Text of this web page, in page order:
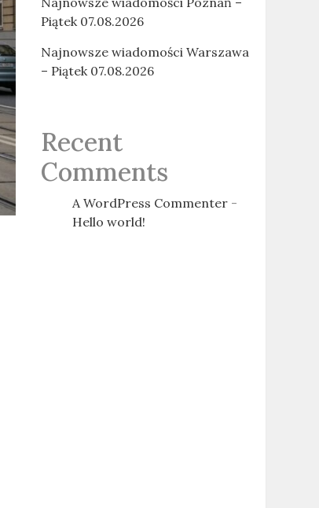
Piątek 07.08.2026
Najnowsze wiadomości Warszawa
– Piątek 07.08.2026
Recent
Comments
A WordPress Commenter-
Hello world!